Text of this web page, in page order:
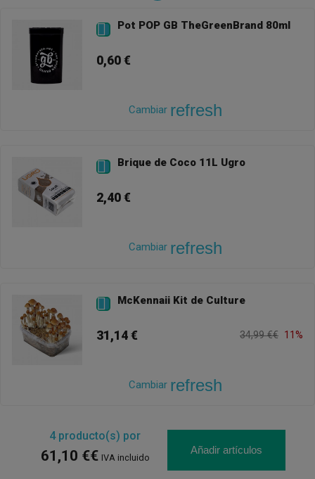
 Pot POP GB TheGreenBrand 80ml
0,60 €
Cambiar refresh
 Brique de Coco 11L Ugro
2,40 €
Cambiar refresh
 McKennaii Kit de Culture
31,14 € 34,99 €€ 11%
Cambiar refresh
4producto(s) por
61,10 €€ IVA incluido
Añadir artículos